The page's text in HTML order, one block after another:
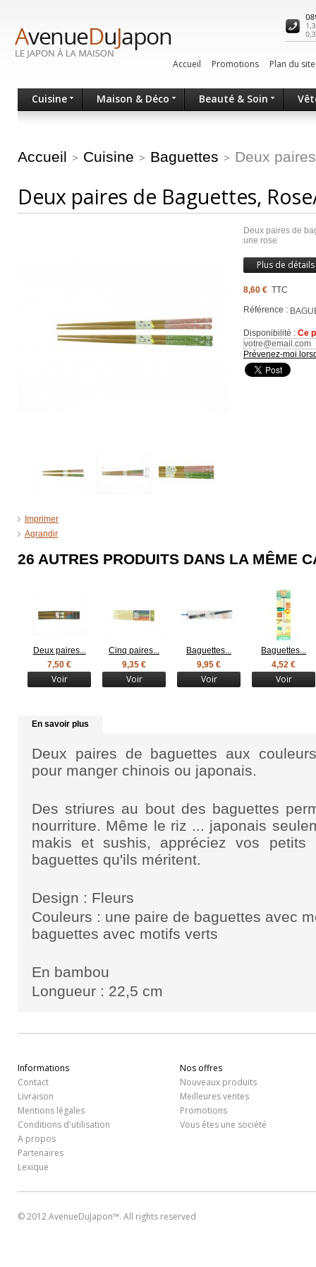
Accueil Promotions Plan du site
Cuisine Maison & Déco Beauté & Soin
Accueil > Cuisine > Baguettes > Deux
Deux paires de Baguettes,
Imprimer
Agrandir
Deux paires de
une rose
Plus de détails
8,60 € TTC
Référence :
Disponibilité : Ce
Prévenez-moi
26 AUTRES PRODUITS DANS LA MÊME
Deux paires...
7,50 €
Voir
Cinq paires...
9,35 €
Voir
Baguettes...
9,95 €
Voir
Baguettes...
4,52 €
Voir
En savoir plus
Deux paires de baguettes aux
pour manger chinois ou japonais.
Des striures au bout des baguettes
nourriture. Même le riz ... japonais
makis et sushis, appréciez vos petits
baguettes qu'ils méritent.
Design : Fleurs
Couleurs : une paire de baguettes avec
baguettes avec motifs verts
En bambou
Longueur : 22,5 cm
Informations
Contact
Livraison
Mentions légales
Conditions d'utilisation
A propos
Partenaires
Lexique
Nos offres
Nouveaux produits
Meilleures ventes
Promotions
Vous êtes une société
© 2012 AvenueDuJapon™. All rights reserved